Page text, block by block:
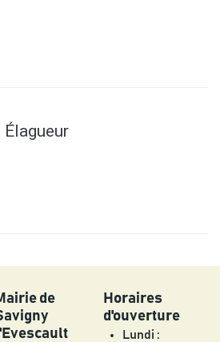
de
Horaires
d'ouverture
Lundi :